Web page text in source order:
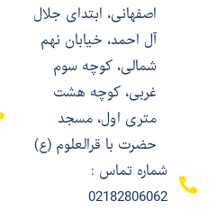
اصفهانی، ابتدای جلال
آل احمد، خیابان نهم
شمالی، کوچه سوم
غربی، کوچه هشت
متری اول، مسجد
حضرت با قرالعلوم (ع)
شماره تماس :
02182806062